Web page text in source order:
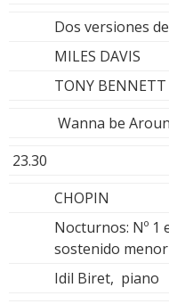
Dos versiones
MILES DAVIS
TONY BENNETT
Wanna be
23.30
CHOPIN
Nocturnos: Nº 1
sostenido menor
Idil Biret, piano